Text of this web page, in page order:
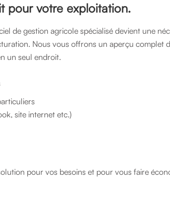
pour votre exploitation.
de gestion agricole spécialisé devient une
Nous vous offrons un aperçu complet
un seul endroit.
site internet etc.)
pour vos besoins et pour vous faire